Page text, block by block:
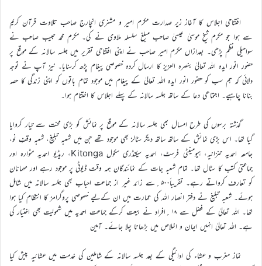
افتتاحی اجلاس کا آغاز زیر صدارت مکرم امیر و مشنری انچارج صاحب تلاوت قرآن کریم
سے ہوا جو مکرم شیخ موسیٰ عیسیٰ صاحب مبلغ سلسلہ ملاوی نے کی۔ مکرم محمد حبیب صاحب نے
سواحیلی نظم پڑھی۔ بعدازاں مکرم امیر صاحب نے اپنی افتتاحی تقریر میں جلسہ سالانہ کے موقع پر
حضور انور ایدہ اللہ تعالیٰ بنصرہ العزیز کا ارسال کردہ خصوصی پیغام پڑھ کرسنایا۔ نیز آپ نے توجہ
دلائی کہ ہم سب کو حضور انور ایدہ اللہ تعالیٰ کے پیغام میں موجود تمام باتوں کو اپنی زندگی کا حصہ
بنانا چاہيے۔ اجتماعی دعا کے ساتھ جلسہ سالانہ کے پہلے اجلاس کا اختتام ہوا۔
گذشتہ برسوں کی طرح امسال بھی جلسہ سالانہ کے موقع پر نمائش کو بڑی محنت سے تیار کروایا
گیا تھا۔ اس بڑی نمائش کے ساتھ ساتھ دیگر سٹالز بھی موجود تھے جن میں شعبہ تبلیغ، شعبہ وقفِ نو،
جامعہ احمدیہ تنزانیہ، ہیومینٹی فرسٹ، احمدیہ سیکنڈری سکول Kitonga، ریڈیو احمدیہ مٹوارہ اور
جماعتی کتب کا سٹال تھا۔ تمام شعبہ جات کے نمائندگان ہمہ وقت ڈیوٹی پر موجود رہے اور مہمانان
کو تعارف کرواتے رہے۔ تقریباً۵۰۰؍سے زائد غیر از جماعت احباب بھی جلسہ سالانہ میں شامل
ہوئے۔ شعبہ تبلیغ نے دفتر انصار اللہ کی عمارت میں ان کےليے خصوصی پروگرامز کا انتظام کیا ہوا
تھا۔ اللہ تعالیٰ کے فضل سے ۱۸؍افراد نے بیعت کرکے جماعت احمدیہ میں شمولیت بھی اختیار کی
ہے۔ اللہ تعالیٰ انہیں ایمان و اخلاص میں بڑھاتا چلا جائے۔ آمین
نماز مغرب و عشاء کی ادائیگی کے بعد جلسہ سالانہ کے شاملین کی خدمت میں عشائیہ پیش کیا